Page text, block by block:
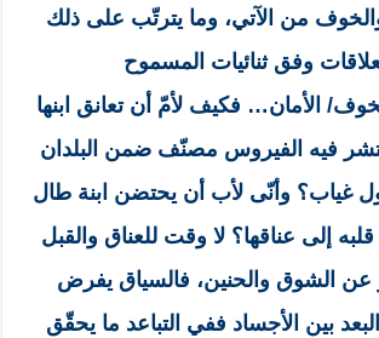
والخوف من الآتي، وما يترتّب على ذلك
وفق ثنائيات المسموح
الأمان… فكيف لأمّ أن تعانق ابنها
فيه الفيروس مصنّف ضمن البلدان
غياب؟ وأنّى لأب أن يحتضن ابنة طال
إلى عناقها؟ لا وقت للعناق والقبل
عن الشوق والحنين، فالسياق يفرض
بين الأجساد ففي التباعد ما يحقّق